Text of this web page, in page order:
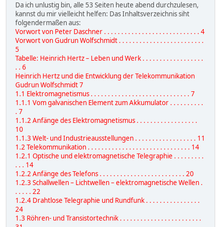
Da ich unlustig bin, alle 53 Seiten heute abend durchzulesen,
kannst du mir vielleicht helfen: Das Inhaltsverzeichnis siht
folgendermaßen aus:
Vorwort von Peter Daschner . . . . . . . . . . . . . . . . . . . . . . . . . . . . 4
Vorwort von Gudrun Wolfschmidt . . . . . . . . . . . . . . . . . . . . . . . . .
5
Tabelle: Heinrich Hertz – Leben und Werk . . . . . . . . . . . . . . . . . .
. . 6
Heinrich Hertz und die Entwicklung der Telekommunikation
Gudrun Wolfschmidt 7
1.1 Elektromagnetismus . . . . . . . . . . . . . . . . . . . . . . . . . . . . . 7
1.1.1 Vom galvanischen Element zum Akkumulator . . . . . . . . . .
. 7
1.1.2 Anfänge des Elektromagnetismus . . . . . . . . . . . . . . . . . .
10
1.1.3 Welt- und Industrieausstellungen . . . . . . . . . . . . . . . . . . 11
1.2 Telekommunikation . . . . . . . . . . . . . . . . . . . . . . . . . . . . . . 14
1.2.1 Optische und elektromagnetische Telegraphie . . . . . . . . .
. . . 14
1.2.2 Anfänge des Telefons . . . . . . . . . . . . . . . . . . . . . . . . . 20
1.2.3 Schallwellen – Lichtwellen – elektromagnetische Wellen .
. . . . . 22
1.2.4 Drahtlose Telegraphie und Rundfunk . . . . . . . . . . . . . . . .
24
1.3 Röhren- und Transistortechnik . . . . . . . . . . . . . . . . . . . . . . . .